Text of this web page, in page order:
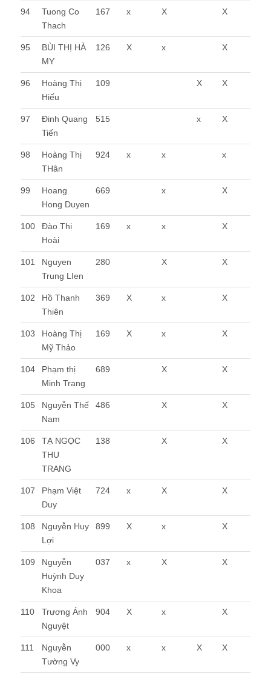
94
Tuong Co
Thach
167 x X X
95
BÙI THỊ HÀ
MY
126 X x X
96
Hoàng Thị
Hiếu
109 X X
97
Đinh Quang
Tiến
515 x X
98
Hoàng Thị
THân
924 x x x
99
Hoang
Hong Duyen
669 x X
100
Đào Thị
Hoài
169 x x X
101
Nguyen
Trung LIen
280 X X
102
Hồ Thanh
Thiên
369 X x X
103
Hoàng Thị
Mỹ Thảo
169 X x X
104
Phạm thị
Minh Trang
689 X X
105
Nguyễn Thế
Nam
486 X X
106
TẠ NGỌC
THU
TRANG
138 X X
107
Phạm Việt
Duy
724 x X X
108
Nguyễn Huy
Lợi
899 X x X
109
Nguyễn
Huỳnh Duy
Khoa
037 x X X
110
Trương Ánh
Nguyệt
904 X x X
111
Nguyễn
Tường Vy
000 x x X X